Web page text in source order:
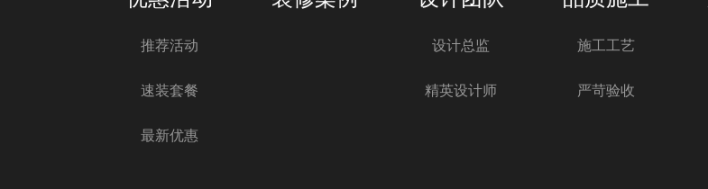
推荐活动
速装套餐
最新优惠
设计总监
精英设计师
施工工艺
严苛验收